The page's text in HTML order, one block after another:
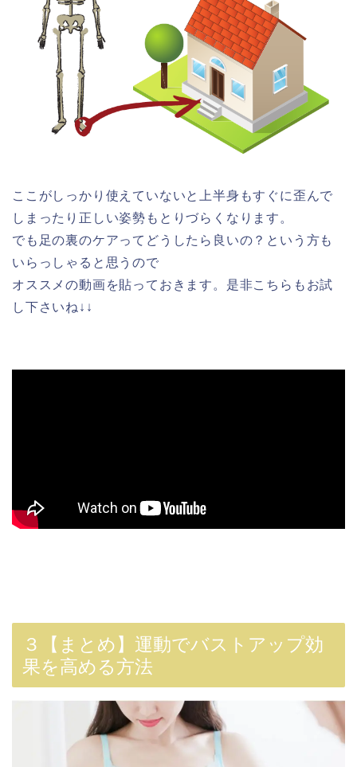
ここがしっかり使えていないと上半身もすぐに歪んで
しまったり正しい姿勢もとりづらくなります。
でも足の裏のケアってどうしたら良いの？という方も
いらっしゃると思うので
オススメの動画を貼っておきます。是非こちらもお試
し下さいね↓↓
３【まとめ】運動でバストアップ効
果を高める方法